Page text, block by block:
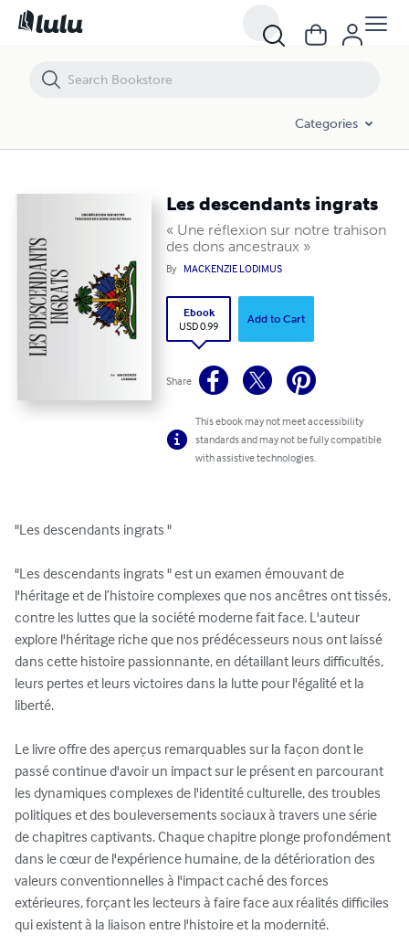
Categories
Les descendants ingrats
« Une réflexion sur notre trahison
des dons ancestraux »
By MACKENZIE LODIMUS
Ebook
USD 0.99
Add to Cart
Share
This ebook may not meet accessibility
standards and may not be fully compatible
with assistive technologies.
"Les descendants ingrats "
"Les descendants ingrats " est un examen émouvant de
l'héritage et de l’histoire complexes que nos ancêtres ont tissés,
contre les luttes que la société moderne fait face. L'auteur
explore l'héritage riche que nos prédécesseurs nous ont laissé
dans cette histoire passionnante, en détaillant leurs difficultés,
leurs pertes et leurs victoires dans la lutte pour l'égalité et la
liberté.
Le livre offre des aperçus remarquables sur la façon dont le
passé continue d'avoir un impact sur le présent en parcourant
les dynamiques complexes de l'identité culturelle, des troubles
politiques et des bouleversements sociaux à travers une série
de chapitres captivants. Chaque chapitre plonge profondément
dans le cœur de l'expérience humaine, de la détérioration des
valeurs conventionnelles à l'impact caché des forces
extérieures, forçant les lecteurs à faire face aux réalités difficiles
qui existent à la liaison entre l'histoire et la modernité.
Les descendants ingrats